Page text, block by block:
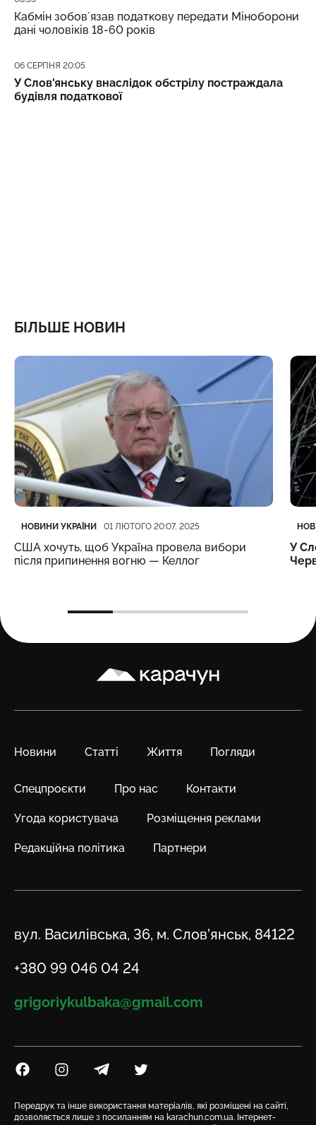
Кабмін зобовʼязав податкову передати Міноборони
дані чоловіків 18-60 років
Дата публікації
06 СЕРПНЯ 20:05
У Слов'янську внаслідок обстрілу постраждала
будівля податкової
БІЛЬШЕ НОВИН
Категорія
НОВИНИ УКРАЇНИ
Дата публікації 01 ЛЮТОГО 20:07, 2025
США хочуть, щоб Україна провела вибори
після припинення вогню — Келлог
У
Карачун
Новини Статті Життя Погляди
Спецпроєкти Про нас Контакти
Угода користувача Розміщення реклами
Редакційна політика Партнери
Адреса
вул. Василівська, 36, м. Слов’янськ, 84122
Телефон
+380 99 046 04 24
Email
grigoriykulbaka@gmail.com
Посилання на Facebook
Посилання на Instagram
Посилання на Telegram
Посилання на Twitter
Передрук та інше використання матеріалів, які розміщені на сайті,
дозволяється лише з посиланням на karachun.com.ua. Інтернет-